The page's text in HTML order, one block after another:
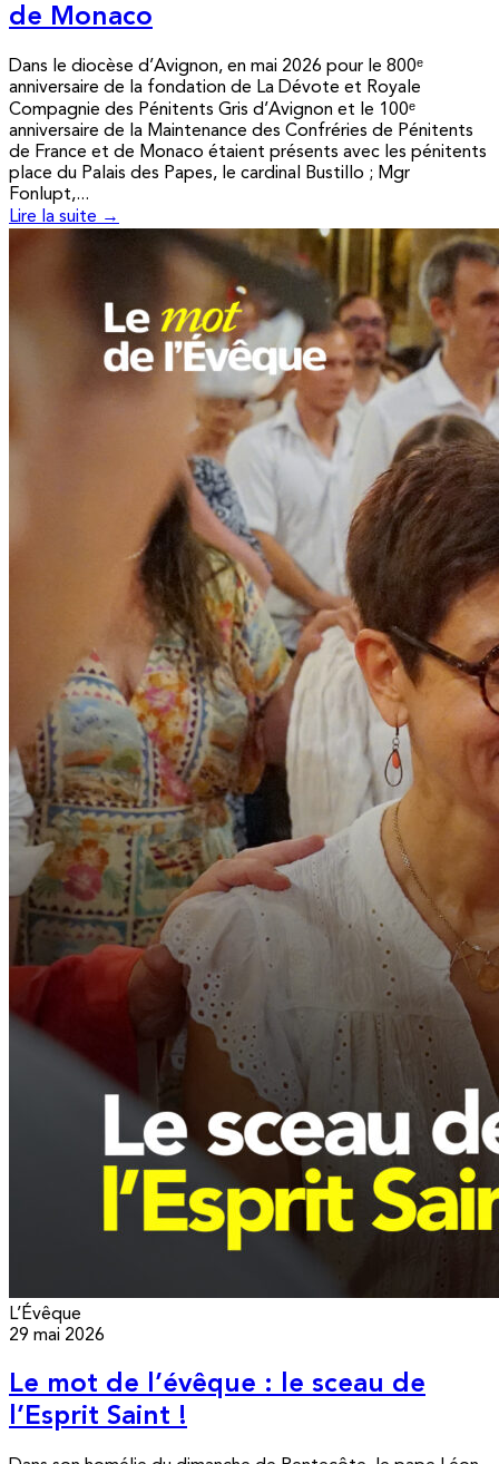
de Monaco
Dans le diocèse d’Avignon, en mai 2026 pour le 800ᵉ
anniversaire de la fondation de La Dévote et Royale
Compagnie des Pénitents Gris d’Avignon et le 100ᵉ
anniversaire de la Maintenance des Confréries de Pénitents
de France et de Monaco étaient présents avec les pénitents
place du Palais des Papes, le cardinal Bustillo ; Mgr
Fonlupt,...
Lire la suite →
L’Évêque
29 mai 2026
Le mot de l’évêque : le sceau de
l’Esprit Saint !